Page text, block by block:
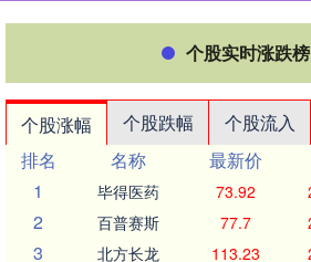
个股实时涨跌榜
个股涨幅 个股跌幅 个股流入
排名
名称 最新价
1
毕得医药 73.92
2 百普赛斯 77.7
3 北方长龙 113.23